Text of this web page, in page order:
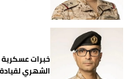
خبرات عسكرية
الشهري